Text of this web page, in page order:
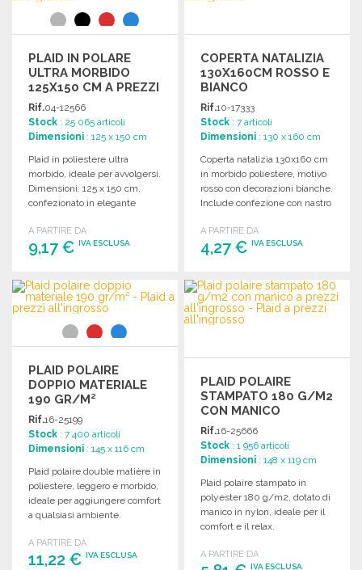
PLAID IN POLARE
ULTRA MORBIDO
125X150 CM A PREZZI
ALL'INGROSSO
Rif.04-12566
Stock : 25 065 articoli
Dimensioni : 125 x 150 cm
Plaid in poliestere ultra
morbido, ideale per avvolgersi.
Dimensioni: 125 x 150 cm,
confezionato in elegante
A PARTIRE DA
9,17 € IVA ESCLUSA
ORDINARE
Richiedi un preventivo
COPERTA NATALIZIA
130X160CM ROSSO E
BIANCO
Rif.10-17333
Stock : 7 articoli
Dimensioni : 130 x 160 cm
Coperta natalizia 130x160 cm
in morbido poliestere, motivo
rosso con decorazioni bianche.
Include confezione con nastro
A PARTIRE DA
4,27 €IVA ESCLUSA
ORDINARE
Richiedi un preventivo
PLAID POLAIRE
DOPPIO MATERIALE
190 GR/M²
Rif.16-25199
Stock : 7 400 articoli
Dimensioni : 145 x 116 cm
Plaid polaire double matière in
poliestere, leggero e morbido,
ideale per aggiungere comfort
a qualsiasi ambiente.
A PARTIRE DA
11,22 € IVA ESCLUSA
PLAID POLAIRE
STAMPATO 180 G/M2
CON MANICO
Rif.16-25666
Stock : 1 956 articoli
Dimensioni : 148 x 119 cm
Plaid polaire stampato in
polyester 180 g/m2, dotato di
manico in nylon, ideale per il
comfort e il relax.
A PARTIRE DA
IVA ESCLUSA